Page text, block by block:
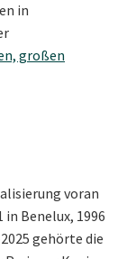
in
großen
voran
Benelux, 1996
gehörte die